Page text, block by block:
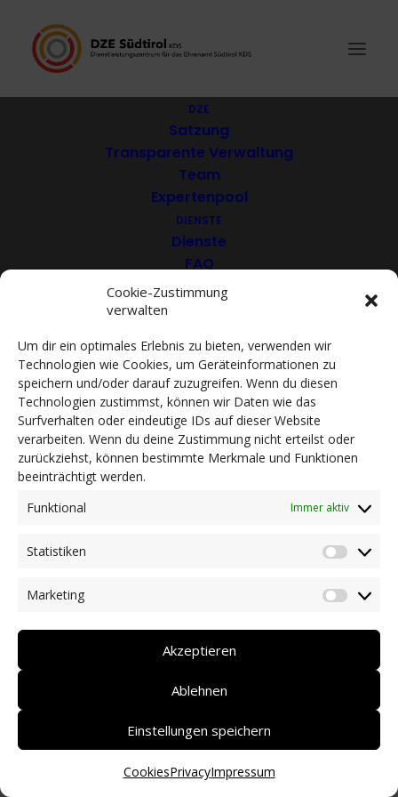
Cookie-Zustimmung
verwalten
Um dir ein optimales Erlebnis zu bieten, verwenden wir
Technologien wie Cookies, um Geräteinformationen zu
speichern und/oder darauf zuzugreifen. Wenn du diesen
Technologien zustimmst, können wir Daten wie das
Surfverhalten oder eindeutige IDs auf dieser Website
verarbeiten. Wenn du deine Zustimmung nicht erteilst oder
zurückziehst, können bestimmte Merkmale und Funktionen
beeinträchtigt werden.
Funktional
Immer aktiv
Statistiken
Marketing
Akzeptieren
Ablehnen
Einstellungen speichern
CookiesPrivacyImpressum
DZE
Satzung
Transparente Verwaltung
Team
Expertenpool
DIENSTE
Dienste
FAQ
Download
Mitglied werden
ACADEMY
VIDEOTHEK
NEWS
Dringlichkeitsmaßnahmen und aktuelle Informationen
Coronakrise: Hilfsangebote unserer Mitglieder
Initiativen unserer Mitglieder/Partner
DEUTSCH
Podini Foundation